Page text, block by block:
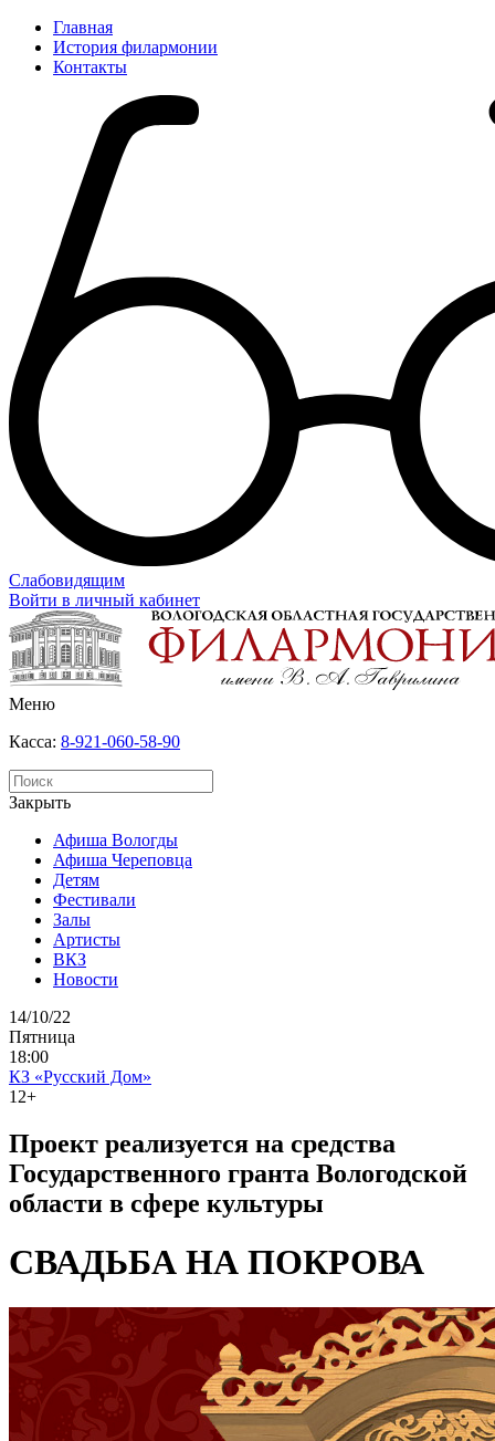
Главная
История филармонии
Контакты
Слабовидящим
Войти в личный кабинет
Меню
Касса: 8-921-060-58-90
Закрыть
Афиша Вологды
Афиша Череповца
Детям
Фестивали
Залы
Артисты
ВКЗ
Новости
14/10/22
Пятница
18:00
КЗ «Русский Дом»
12+
Проект реализуется на средства
Государственного гранта Вологодской
области в сфере культуры
СВАДЬБА НА ПОКРОВА